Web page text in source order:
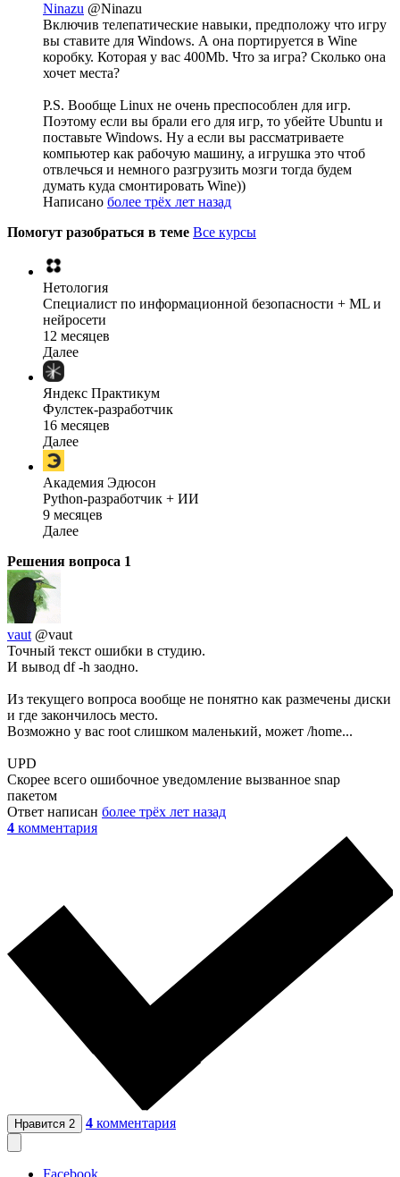
Ninazu @Ninazu
Включив телепатические навыки, предположу что игру
вы ставите для Windows. А она портируется в Wine
коробку. Которая у вас 400Мb. Что за игра? Сколько она
хочет места?
P.S. Вообще Linux не очень преспособлен для игр.
Поэтому если вы брали его для игр, то убейте Ubuntu и
поставьте Windows. Ну а если вы рассматриваете
компьютер как рабочую машину, а игрушка это чтоб
отвлечься и немного разгрузить мозги тогда будем
думать куда смонтировать Wine))
Написано более трёх лет назад
Помогут разобраться в теме Все курсы
Нетология
Специалист по информационной безопасности + ML и
нейросети
12 месяцев
Далее
Яндекс Практикум
Фулстек-разработчик
16 месяцев
Далее
Академия Эдюсон
Python-разработчик + ИИ
9 месяцев
Далее
Решения вопроса 1
vaut @vaut
Точный текст ошибки в студию.
И вывод df -h заодно.
Из текущего вопроса вообще не понятно как размечены диски
и где закончилось место.
Возможно у вас root слишком маленький, может /home...
UPD
Скорее всего ошибочное уведомление вызванное snap
пакетом
Ответ написан более трёх лет назад
4 комментария
Нравится 2 4 комментария